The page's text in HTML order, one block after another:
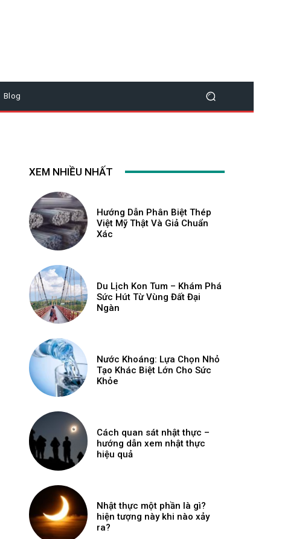
Blog
XEM NHIỀU NHẤT
Hướng Dẫn Phân Biệt Thép
Việt Mỹ Thật Và Giả Chuẩn
Xác
Du Lịch Kon Tum – Khám Phá
Sức Hút Từ Vùng Đất Đại
Ngàn
Nước Khoáng: Lựa Chọn Nhỏ
Tạo Khác Biệt Lớn Cho Sức
Khỏe
Cách quan sát nhật thực –
hướng dẫn xem nhật thực
hiệu quả
Nhật thực một phần là gì?
hiện tượng này khi nào xảy
ra?